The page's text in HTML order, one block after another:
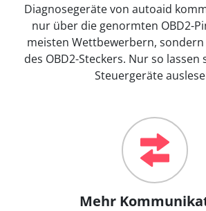
Diagnosegeräte von autoaid
nur über die genormten OBD2-
meisten Wettbewerbern,
des OBD2-Steckers. Nur so lassen
Steuergeräte
Mehr